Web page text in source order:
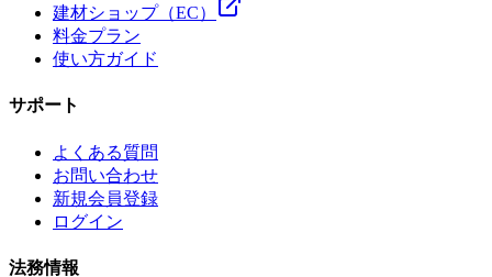
建材ショップ（EC）
料金プラン
使い方ガイド
サポート
よくある質問
お問い合わせ
新規会員登録
ログイン
法務情報